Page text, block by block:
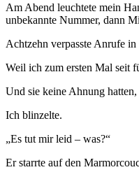
Am Abend leuchtete mein
unbekannte Nummer, dann
Achtzehn verpasste Anrufe in
Weil ich zum ersten Mal seit
Und sie keine Ahnung
Ich blinzelte.
„Es tut mir leid – was?“
Er starrte auf den